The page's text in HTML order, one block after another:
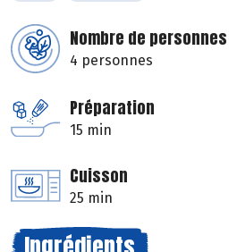
Nombre de personnes
4 personnes
Préparation
15 min
Cuisson
25 min